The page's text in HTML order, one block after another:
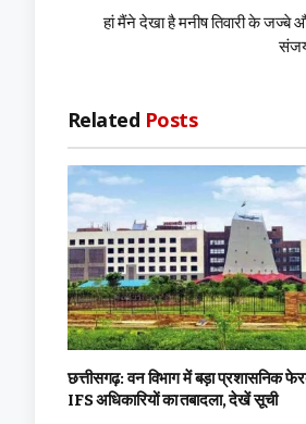
हां मैंने देखा है मनीष तिवारी के
संजय
Related Posts
छत्तीसगढ़: वन विभाग में बड़ा प्रशासनिक
IFS अधिकारियों का तबादला, देखें सूची